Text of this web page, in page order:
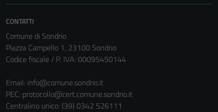
CONTATTI
Comune di Sondrio
Piazza Campello 1, 23100 Sondrio
Codice fiscale / P. IVA: 00095450144
Email: info@comune.sondrio.it
PEC: protocollo@cert.comune.sondrio.it
Centralino unico: (39) 0342 526111